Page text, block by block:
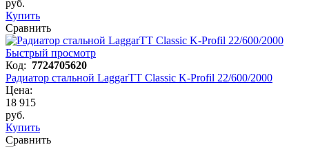
руб.
Купить
Сравнить
Быстрый просмотр
Код: 7724705620
Радиатор стальной LaggarTT Classic K-Profil 22/600/2000
Цена:
18 915
руб.
Купить
Сравнить